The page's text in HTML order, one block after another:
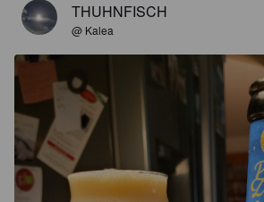
THUHNFISCH
@ Kalea